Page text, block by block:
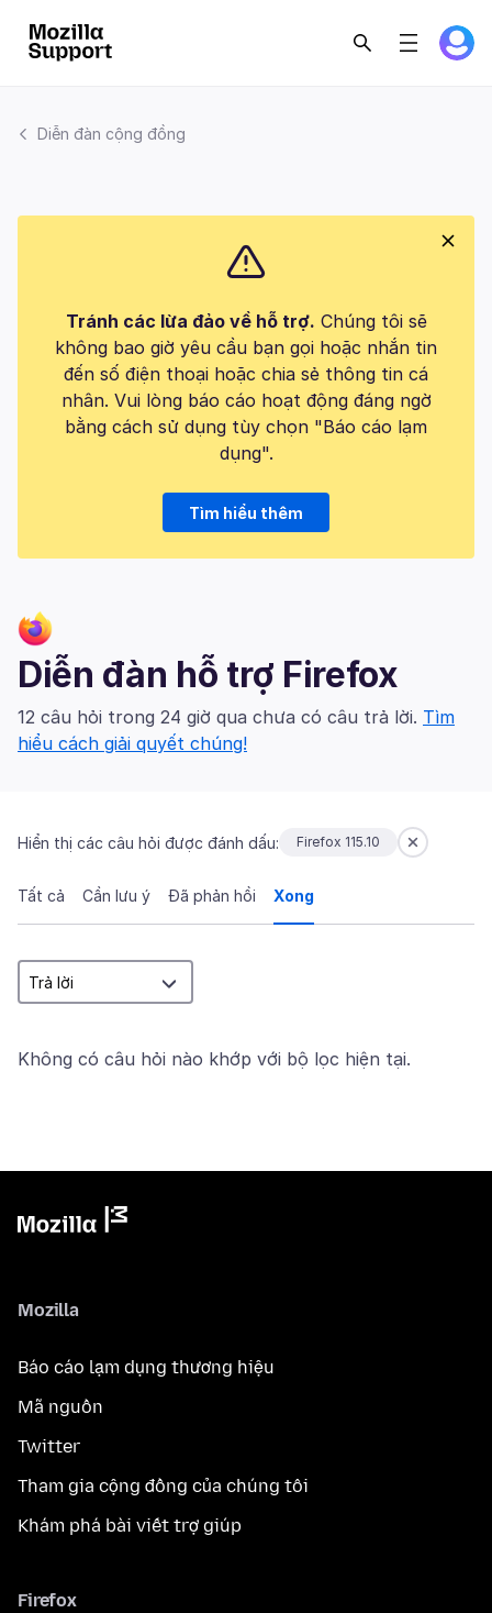
Diễn đàn cộng đồng
Tránh các lừa đảo về hỗ trợ. Chúng tôi sẽ
không bao giờ yêu cầu bạn gọi hoặc nhắn tin
đến số điện thoại hoặc chia sẻ thông tin cá
nhân. Vui lòng báo cáo hoạt động đáng ngờ
bằng cách sử dụng tùy chọn "Báo cáo lạm
dụng".
Tìm hiểu thêm
Diễn đàn hỗ trợ Firefox
12 câu hỏi trong 24 giờ qua chưa có câu trả lời. Tìm
hiểu cách giải quyết chúng!
Hiển thị các câu hỏi được đánh dấu: Firefox 115.10
Tất cả Cần lưu ý Đã phản hồi Xong
Không có câu hỏi nào khớp với bộ lọc hiện tại.
Mozilla
Báo cáo lạm dụng thương hiệu
Mã nguồn
Twitter
Tham gia cộng đồng của chúng tôi
Khám phá bài viết trợ giúp
Firefox